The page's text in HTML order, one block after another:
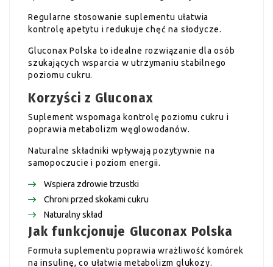
Regularne stosowanie suplementu ułatwia
kontrolę apetytu i redukuje chęć na słodycze.
Gluconax Polska to idealne rozwiązanie dla osób
szukających wsparcia w utrzymaniu stabilnego
poziomu cukru.
Korzyści z Gluconax
Suplement wspomaga kontrolę poziomu cukru i
poprawia metabolizm węglowodanów.
Naturalne składniki wpływają pozytywnie na
samopoczucie i poziom energii.
Wspiera zdrowie trzustki
Chroni przed skokami cukru
Naturalny skład
Jak funkcjonuje Gluconax Polska
Formuła suplementu poprawia wrażliwość komórek
na insulinę, co ułatwia metabolizm glukozy.